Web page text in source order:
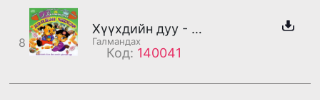
8
Хүүхдийн дуу - Би юу чи юу хэн бэ?
Галмандах
Код: 140041